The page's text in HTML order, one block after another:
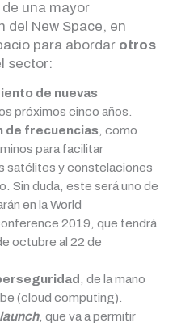
una mayor
del New Space, en
para abordar otros
sector:
de nuevas
próximos cinco años.
de frecuencias , como
para facilitar
satélites y constelaciones
Sin duda, este será uno de
en la World
2019, que tendrá
octubre al 22 de
, de la mano
(cloud computing).
, que va a permitir